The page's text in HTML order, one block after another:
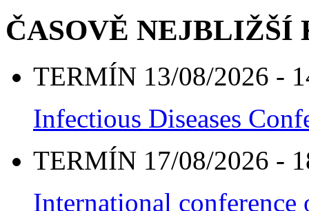
ČASOVĚ NEJBLIŽŠÍ
TERMÍN 13/08/2026 -
Infectious Diseases
TERMÍN 17/08/2026 -
International